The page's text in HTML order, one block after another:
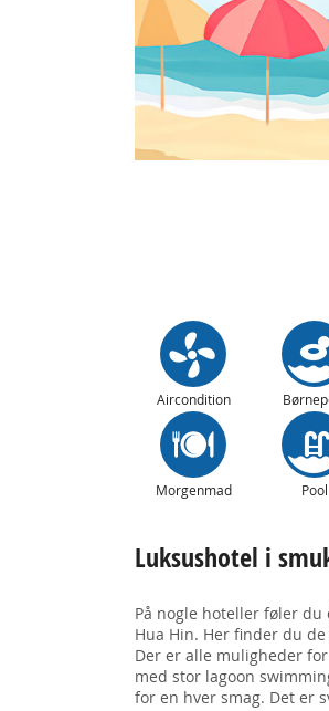
Aircondition
Morgenmad Pool
Luksushotel i
På nogle hoteller føler
Hua Hin. Her finder du
Der er alle muligheder
med stor lagoon
for en hver smag. Det er